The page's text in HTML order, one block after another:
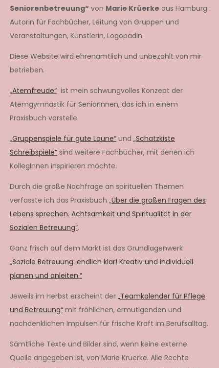
Seniorenbetreuung“ von Marie Krüerke aus Hamburg:
Autorin für Fachbücher, Leitung von Gruppen und
Veranstaltungen, Künstlerin, Logopädin.
Diese Website wird ehrenamtlich und unbezahlt von mir
betrieben.
„Atemfreude“ ist mein schwungvolles Konzept der
Atemgymnastik für SeniorInnen, das ich in einem
Praxisbuch vorstelle.
„Gruppenspiele für gute Laune“ und „Schatzkiste
Schreibspiele“ sind weitere Fachbücher, mit denen ich
KollegInnen inspirieren möchte.
Durch die große Nachfrage an spirituellen Themen
verfasste ich das Praxisbuch „Über die großen Fragen des
Lebens sprechen. Achtsamkeit und Spiritualität in der
Sozialen Betreuung“.
Ganz frisch auf dem Markt ist das Grundlagenwerk
„Soziale Betreuung: endlich klar! Kreativ und individuell
planen und anleiten.“
Jeweils im Herbst erscheint der „Teamkalender für Pflege
und Betreuung“ mit fröhlichen, ermutigenden und
nachdenklichen Impulsen für frische Kraft im Berufsalltag.
Sämtliche Texte und Bilder sind, wenn keine externe
Quelle angegeben ist, von Marie Krüerke. Alle Rechte